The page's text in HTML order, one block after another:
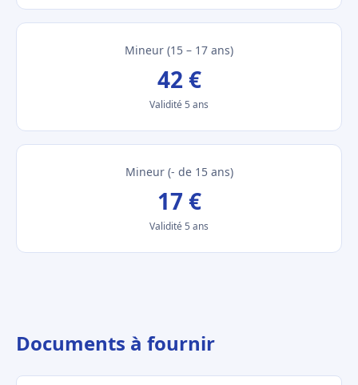
Mineur (15 – 17 ans)
42 €
Validité 5 ans
Mineur (- de 15 ans)
17 €
Validité 5 ans
Documents à fournir